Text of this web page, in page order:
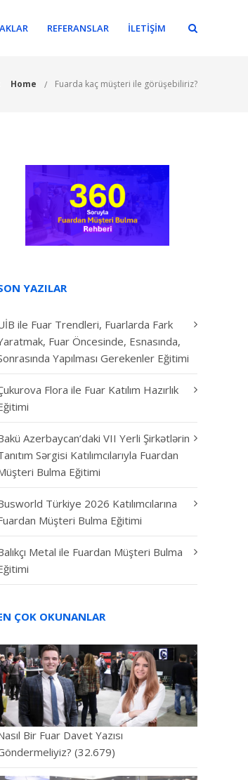
REFERANSLAR İLETIŞIM
Home Fuarda kaç müşteri ile görüşebiliriz?
YAZILAR
ile Fuar Trendleri, Fuarlarda Fark
Fuar Öncesinde, Esnasında,
Yapılması Gerekenler Eğitimi
Flora ile Fuar Katılım Hazırlık
Azerbaycan’daki VII Yerli Şirkətlərin
Sərgisi Katılımcılarıyla Fuardan
Bulma Eğitimi
Türkiye 2026 Katılımcılarına
Müşteri Bulma Eğitimi
Metal ile Fuardan Müşteri Bulma
ÇOK OKUNANLAR
Bir Fuar Davet Yazısı
(32.679)